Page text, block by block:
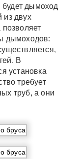
дымоход
из двух
дымоходов:
В
установка
требует
труб, а они